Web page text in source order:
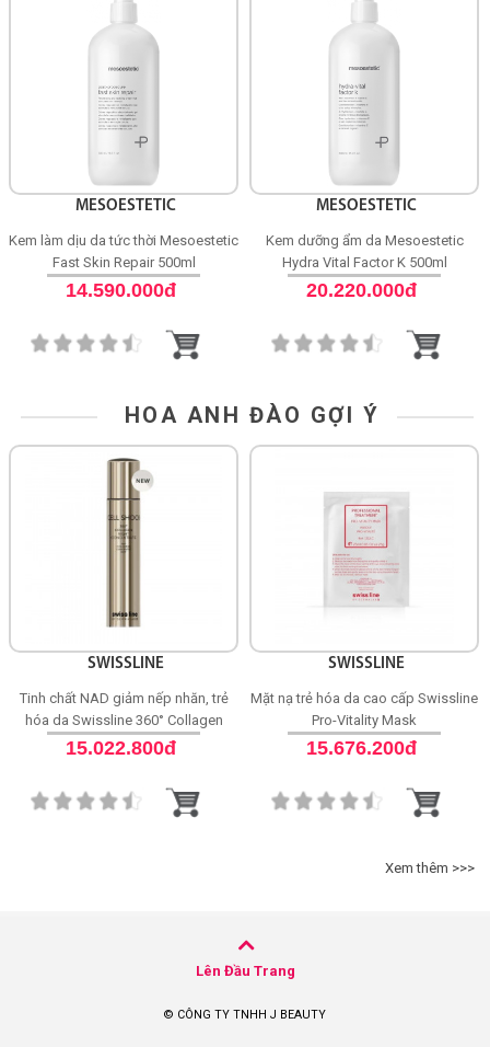
MESOESTETIC
Kem làm dịu da tức thời Mesoestetic
Fast Skin Repair 500ml
14.590.000đ
MESOESTETIC
Kem dưỡng ẩm da Mesoestetic
Hydra Vital Factor K 500ml
20.220.000đ
HOA ANH ĐÀO GỢI Ý
SWISSLINE
Tinh chất NAD giảm nếp nhăn, trẻ
hóa da Swissline 360° Collagen
Night Concentrate
15.022.800đ
SWISSLINE
Mặt nạ trẻ hóa da cao cấp Swissline
Pro-Vitality Mask
15.676.200đ
Xem thêm >>>
Lên Đầu Trang
© CÔNG TY TNHH J BEAUTY